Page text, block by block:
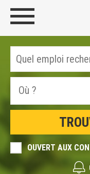
OUVERT AUX